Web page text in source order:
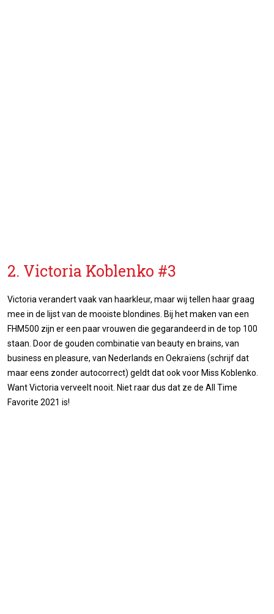
2. Victoria Koblenko #3
Victoria verandert vaak van haarkleur, maar wij tellen haar graag
mee in de lijst van de mooiste blondines. Bij het maken van een
FHM500 zijn er een paar vrouwen die gegarandeerd in de top 100
staan. Door de gouden combinatie van beauty en brains, van
business en pleasure, van Nederlands en Oekraïens (schrijf dat
maar eens zonder autocorrect) geldt dat ook voor Miss Koblenko.
Want Victoria verveelt nooit. Niet raar dus dat ze de All Time
Favorite 2021 is!